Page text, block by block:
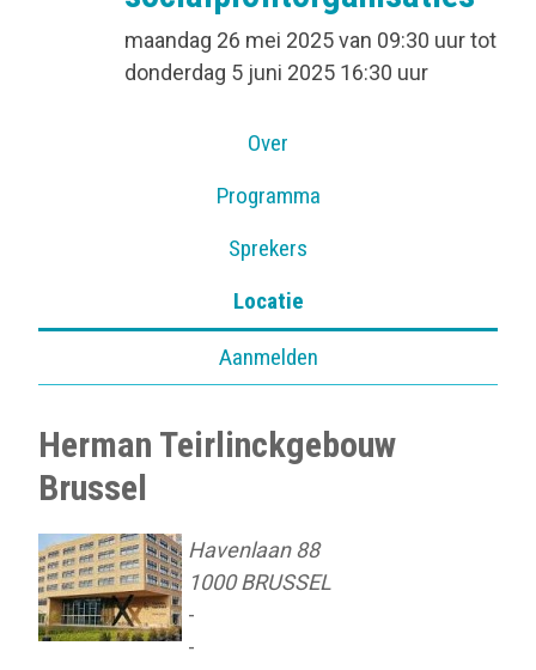
maandag 26 mei 2025van 09:30 uurtot
donderdag 5 juni 2025 16:30 uur
Over
Programma
Sprekers
Locatie
Aanmelden
Herman Teirlinckgebouw
Brussel
Havenlaan 88
1000 BRUSSEL
-
-